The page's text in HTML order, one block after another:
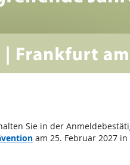
Sie in der
am 25. Februar 2027